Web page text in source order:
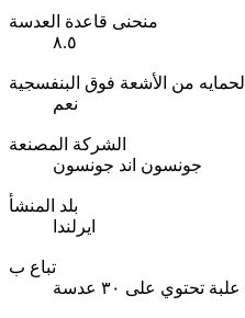
منحنى قاعدة العدسة
٨.٥
الحمايه من الأشعة فوق البنفسجية
نعم
الشركة المصنعة
جونسون اند جونسون
بلد المنشأ
ايرلندا
تباع ب
علبة تحتوي على ٣٠ عدسة